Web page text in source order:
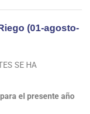
(01-agosto-
SE HA
el presente año